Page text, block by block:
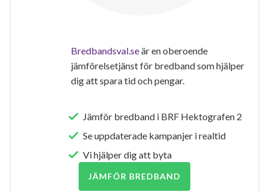
Bredbandsval.seär en oberoende
jämförelsetjänst för bredband som hjälper
dig att spara tid och pengar.
Jämför bredband i BRF Hektografen 2
Se uppdaterade kampanjer i realtid
Vi hjälper dig att byta
JÄMFÖR BREDBAND